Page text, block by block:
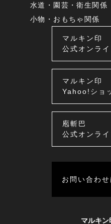
水道・園芸・衛生関係
小物・おもちゃ関係
マルキン印
公式オンラ
マルキン印
Yahoo!ショ
庖斬巴
公式オンラ
お問い合わせ
マルキン